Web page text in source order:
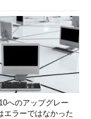
へのアップグレー
エラーではなかった